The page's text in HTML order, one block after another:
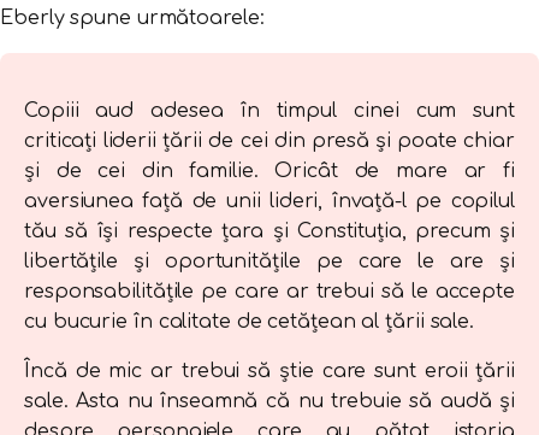
Eberly spune următoarele:
Copiii aud adesea în timpul cinei cum sunt
criticaţi liderii ţării de cei din presă şi poate chiar
şi de cei din familie. Oricât de mare ar fi
aversiunea faţă de unii lideri, învaţă-l pe copilul
tău să își respecte țara și Constituția, precum și
libertățile și oportunitățile pe care le are și
responsabilitățile pe care ar trebui să le accepte
cu bucurie în calitate de cetățean al țării sale.
Încă de mic ar trebui să știe care sunt eroii țării
sale. Asta nu înseamnă că nu trebuie să audă și